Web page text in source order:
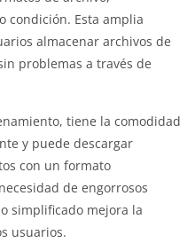
condición. Esta amplia
almacenar archivos de
problemas a través de
tiene la comodidad
y puede descargar
con un formato
de engorrosos
simplificado mejora la
usuarios.